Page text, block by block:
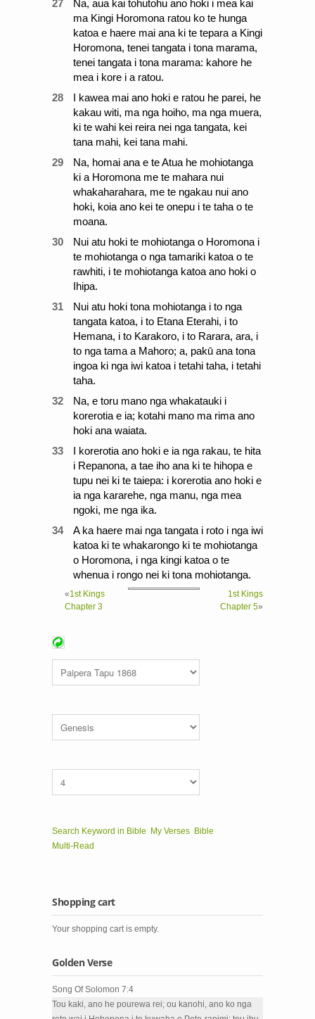
27
Na, aua kai tohutohu ano hoki i mea kai
ma Kingi Horomona ratou ko te hunga
katoa e haere mai ana ki te tepara a Kingi
Horomona, tenei tangata i tona marama,
tenei tangata i tona marama: kahore he
mea i kore i a ratou.
28
I kawea mai ano hoki e ratou he parei, he
kakau witi, ma nga hoiho, ma nga muera,
ki te wahi kei reira nei nga tangata, kei
tana mahi, kei tana mahi.
29
Na, homai ana e te Atua he mohiotanga
ki a Horomona me te mahara nui
whakaharahara, me te ngakau nui ano
hoki, koia ano kei te onepu i te taha o te
moana.
30
Nui atu hoki te mohiotanga o Horomona i
te mohiotanga o nga tamariki katoa o te
rawhiti, i te mohiotanga katoa ano hoki o
Ihipa.
31
Nui atu hoki tona mohiotanga i to nga
tangata katoa, i to Etana Eterahi, i to
Hemana, i to Karakoro, i to Rarara, ara, i
to nga tama a Mahoro; a, pakū ana tona
ingoa ki nga iwi katoa i tetahi taha, i tetahi
taha.
32
Na, e toru mano nga whakatauki i
korerotia e ia; kotahi mano ma rima ano
hoki ana waiata.
33
I korerotia ano hoki e ia nga rakau, te hita
i Repanona, a tae iho ana ki te hihopa e
tupu nei ki te taiepa: i korerotia ano hoki e
ia nga kararehe, nga manu, nga mea
ngoki, me nga ika.
34
A ka haere mai nga tangata i roto i nga iwi
katoa ki te whakarongo ki te mohiotanga
o Horomona, i nga kingi katoa o te
whenua i rongo nei ki tona mohiotanga.
«1st Kings
Chapter 3
1st Kings
Chapter 5»
Search Keyword in Bible My Verses Bible
Multi-Read
Shopping cart
Your shopping cart is empty.
Golden Verse
Song Of Solomon 7:4
Tou kaki, ano he pourewa rei; ou kanohi, ano ko nga